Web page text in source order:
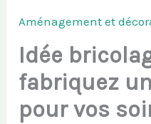
Aménagement et
Idée
fabriquez
pour vos